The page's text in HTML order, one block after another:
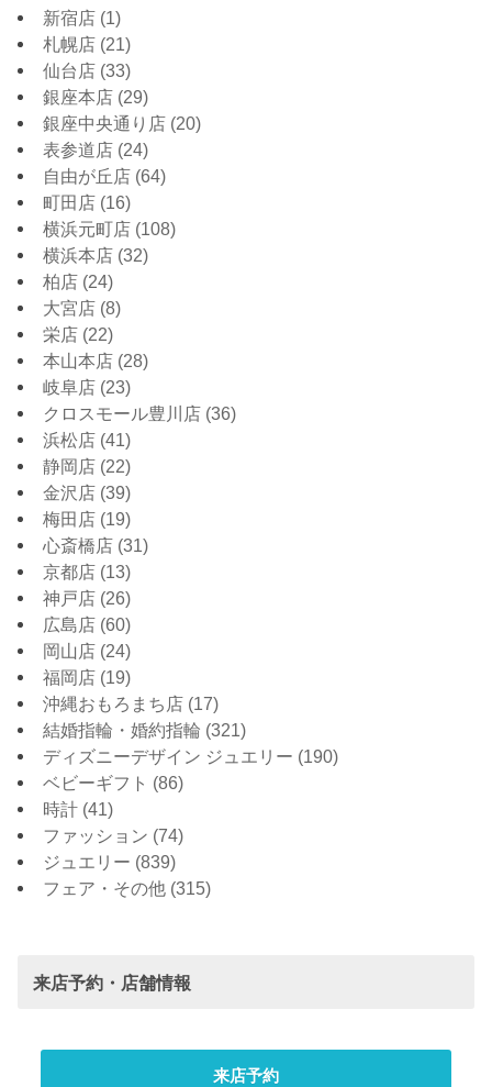
新宿店 (1)
札幌店 (21)
仙台店 (33)
銀座本店 (29)
銀座中央通り店 (20)
表参道店 (24)
自由が丘店 (64)
町田店 (16)
横浜元町店 (108)
横浜本店 (32)
柏店 (24)
大宮店 (8)
栄店 (22)
本山本店 (28)
岐阜店 (23)
クロスモール豊川店 (36)
浜松店 (41)
静岡店 (22)
金沢店 (39)
梅田店 (19)
心斎橋店 (31)
京都店 (13)
神戸店 (26)
広島店 (60)
岡山店 (24)
福岡店 (19)
沖縄おもろまち店 (17)
結婚指輪・婚約指輪 (321)
ディズニーデザイン ジュエリー (190)
ベビーギフト (86)
時計 (41)
ファッション (74)
ジュエリー (839)
フェア・その他 (315)
来店予約・店舗情報
来店予約